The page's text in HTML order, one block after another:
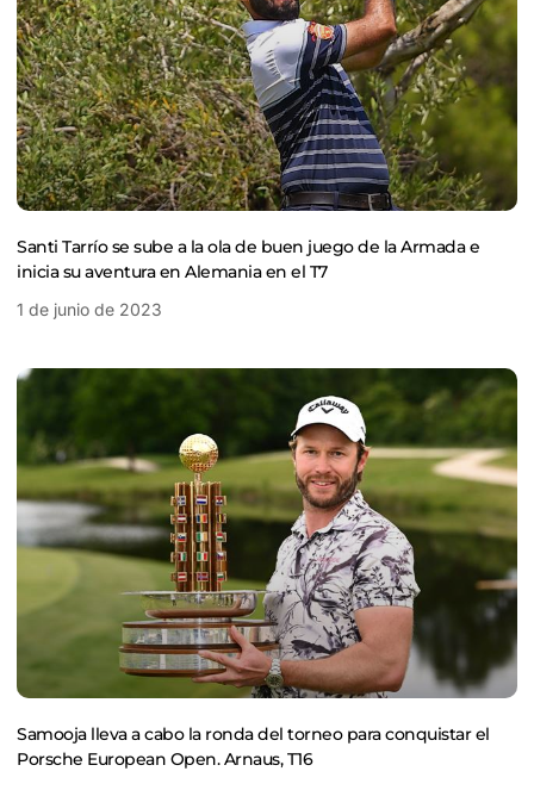
Santi Tarrío se sube a la ola de buen juego de la Armada e
inicia su aventura en Alemania en el T7
1 de junio de 2023
Samooja lleva a cabo la ronda del torneo para conquistar el
Porsche European Open. Arnaus, T16